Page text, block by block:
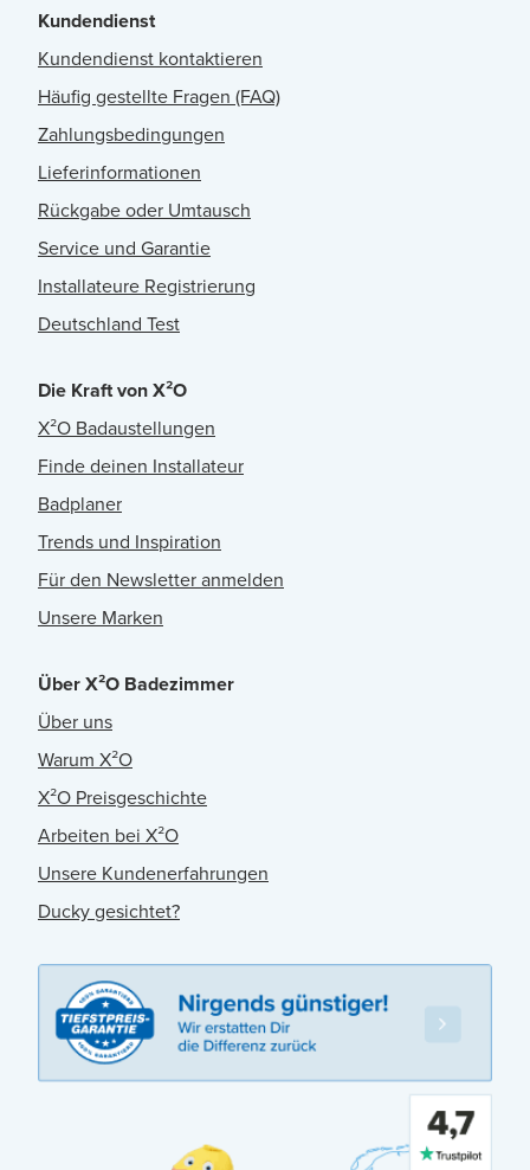
Kundendienst
Kundendienst kontaktieren
Häufig gestellte Fragen (FAQ)
Zahlungsbedingungen
Lieferinformationen
Rückgabe oder Umtausch
Service und Garantie
Installateure Registrierung
Deutschland Test
Die Kraft von X²O
X²O Badaustellungen
Finde deinen Installateur
Badplaner
Trends und Inspiration
Für den Newsletter anmelden
Unsere Marken
Über X²O Badezimmer
Über uns
Warum X²O
X²O Preisgeschichte
Arbeiten bei X²O
Unsere Kundenerfahrungen
Ducky gesichtet?